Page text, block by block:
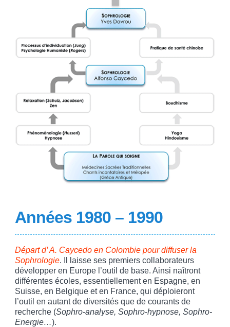
Années 1980 – 1990
Départ d’ A. Caycedo en Colombie pour diffuser la
Sophrologie. Il laisse ses premiers collaborateurs
développer en Europe l’outil de base. Ainsi naîtront
différentes écoles, essentiellement en Espagne, en
Suisse, en Belgique et en France, qui déploieront
l’outil en autant de diversités que de courants de
recherche (Sophro-analyse, Sophro-hypnose, Sophro-
Energie…).